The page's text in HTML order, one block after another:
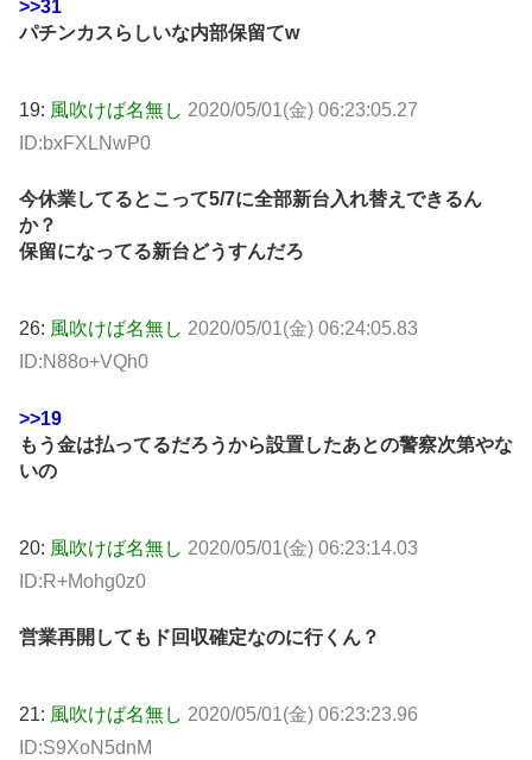
>>31
パチンカスらしいな内部保留てw
19: 風吹けば名無し 2020/05/01(金) 06:23:05.27
ID:bxFXLNwP0
今休業してるとこって5/7に全部新台入れ替えできるん
か？
保留になってる新台どうすんだろ
26: 風吹けば名無し 2020/05/01(金) 06:24:05.83
ID:N88o+VQh0
>>19
もう金は払ってるだろうから設置したあとの警察次第やな
いの
20: 風吹けば名無し 2020/05/01(金) 06:23:14.03
ID:R+Mohg0z0
営業再開してもド回収確定なのに行くん？
21: 風吹けば名無し 2020/05/01(金) 06:23:23.96
ID:S9XoN5dnM